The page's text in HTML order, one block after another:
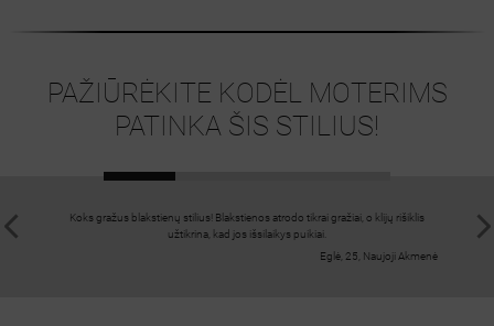
PAŽIŪRĖKITE KODĖL MOTERIMS
PATINKA ŠIS STILIUS!
Koks gražus blakstienų stilius! Blakstienos atrodo tikrai gražiai, o klijų rišiklis
užtikrina, kad jos išsilaikys puikiai.
Eglė, 25, Naujoji Akmenė